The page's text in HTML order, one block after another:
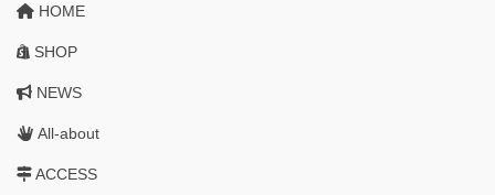
HOME
SHOP
NEWS
All-about
ACCESS